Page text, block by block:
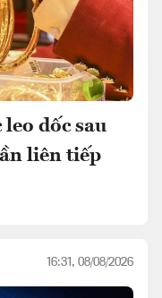
dốc sau
liên tiếp
16:31, 08/08/2026